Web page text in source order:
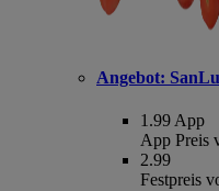
Angebot:
1.99 App
App Preis
2.99
Festpreis